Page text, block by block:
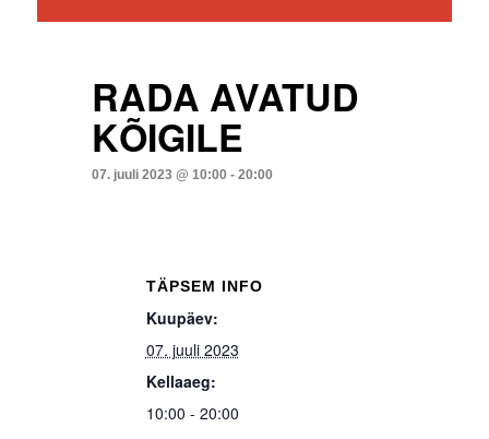
RADA AVATUD
KÕIGILE
07. juuli 2023 @ 10:00 - 20:00
TÄPSEM INFO
Kuupäev:
07. juuli 2023
Kellaaeg:
10:00 - 20:00